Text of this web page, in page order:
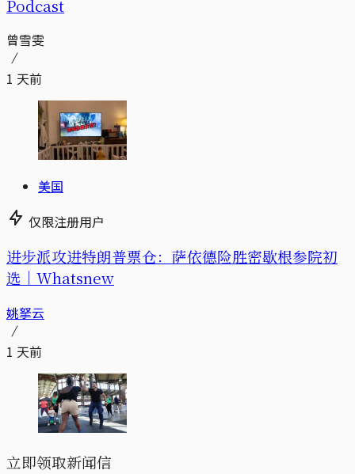
Podcast
曾雪雯
1 天前
美国
仅限注册用户
进步派攻进特朗普票仓：萨依德险胜密歇根参院初
选｜Whatsnew
姚拏云
1 天前
立即领取新闻信